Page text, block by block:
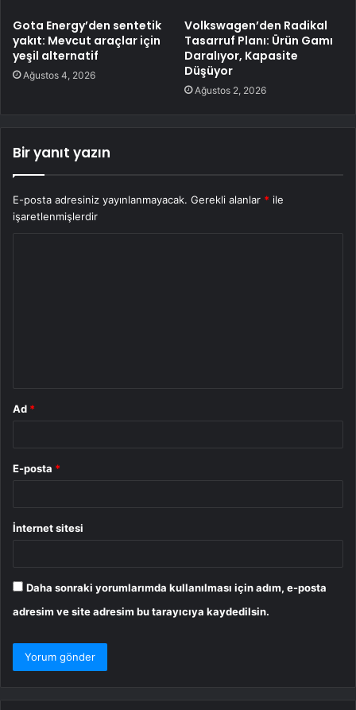
Gota Energy’den sentetik
yakıt: Mevcut araçlar için
yeşil alternatif
Ağustos 4, 2026
Volkswagen’den Radikal
Tasarruf Planı: Ürün Gamı
Daralıyor, Kapasite
Düşüyor
Ağustos 2, 2026
Bir yanıt yazın
E-posta adresiniz yayınlanmayacak. Gerekli alanlar * ile
işaretlenmişlerdir
Ad *
E-posta *
İnternet sitesi
Daha sonraki yorumlarımda kullanılması için adım, e-posta
adresim ve site adresim bu tarayıcıya kaydedilsin.